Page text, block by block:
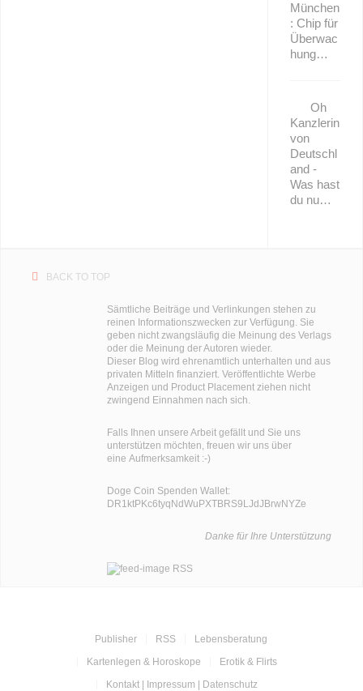
München
: Chip für
Überwac
hung…
Oh
Kanzlerin
von
Deutschl
and -
Was hast
du nu…
BACK TO TOP
Sämtliche Beiträge und Verlinkungen stehen zu
reinen Informationszwecken zur Verfügung. Sie
geben nicht zwangsläufig die Meinung des Verlags
oder die Meinung der Autoren wieder.
Dieser Blog wird ehrenamtlich unterhalten und aus
privaten Mitteln finanziert. Veröffentlichte Werbe
Anzeigen und Product Placement ziehen nicht
zwingend Einnahmen nach sich.
Falls Ihnen unsere Arbeit gefällt und Sie uns
unterstützen möchten, freuen wir uns über
eine Aufmerksamkeit :-)
Doge Coin Spenden Wallet:
DR1ktPKc6tyqNdWuPXTBRS9LJdJBrwNYZe
Danke für Ihre Unterstützung
RSS
Publisher RSS
Lebensberatung
Kartenlegen & Horoskope
Erotik & Flirts
Kontakt | Impressum | Datenschutz